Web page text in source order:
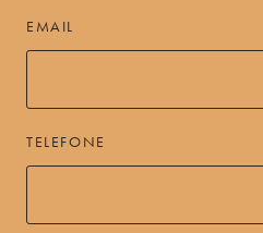
EMAIL
TELEFONE